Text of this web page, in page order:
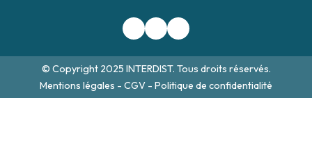
© Copyright 2025 INTERDIST. Tous droits réservés.
Mentions légales - CGV - Politique de confidentialité